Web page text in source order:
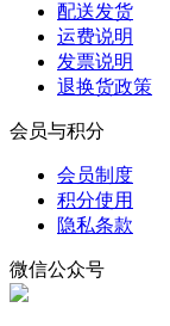
配送发货
运费说明
发票说明
退换货政策
会员与积分
会员制度
积分使用
隐私条款
微信公众号